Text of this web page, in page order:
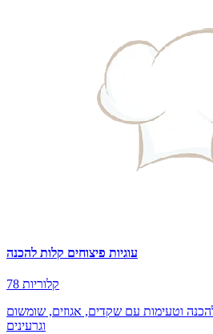
עוגיות פיצוחים קלות להכנה
78 קלוריות
להכנה וטעימות עם שקדים, אגוזים, שומשום
וגרעינים